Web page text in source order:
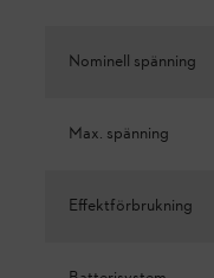
Nominell spänning
Max. spänning
Effektförbrukning